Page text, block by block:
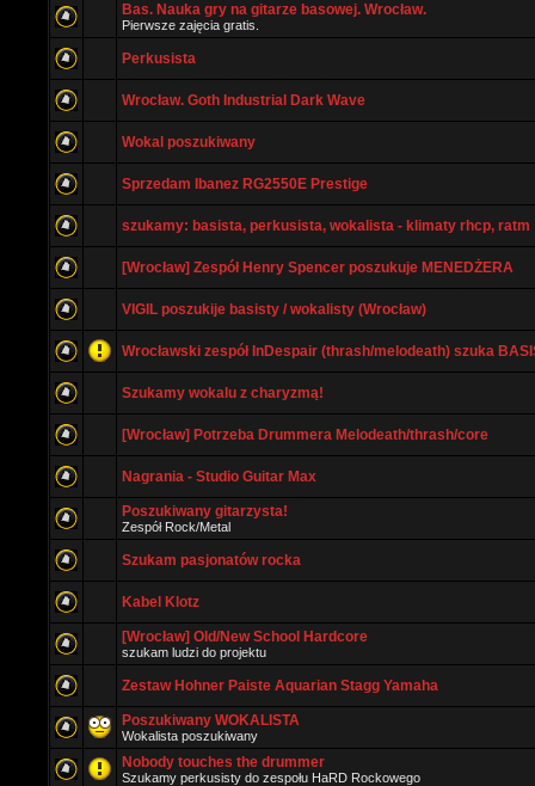
Bas. Nauka gry na gitarze basowej. Wrocław.
Pierwsze zajęcia gratis.
Perkusista
Wrocław. Goth Industrial Dark Wave
Wokal poszukiwany
Sprzedam Ibanez RG2550E Prestige
szukamy: basista, perkusista, wokalista - klimaty rhcp, ratm
[Wrocław] Zespół Henry Spencer poszukuje MENEDŻERA
VIGIL poszukije basisty / wokalisty (Wrocław)
Wrocławski zespół InDespair (thrash/melodeath) szuka
Szukamy wokalu z charyzmą!
[Wrocław] Potrzeba Drummera Melodeath/thrash/core
Nagrania - Studio Guitar Max
Poszukiwany gitarzysta!
Zespół Rock/Metal
Szukam pasjonatów rocka
Kabel Klotz
[Wrocław] Old/New School Hardcore
szukam ludzi do projektu
Zestaw Hohner Paiste Aquarian Stagg Yamaha
Poszukiwany WOKALISTA
Wokalista poszukiwany
Nobody touches the drummer
Szukamy perkusisty do zespołu HaRD Rockowego